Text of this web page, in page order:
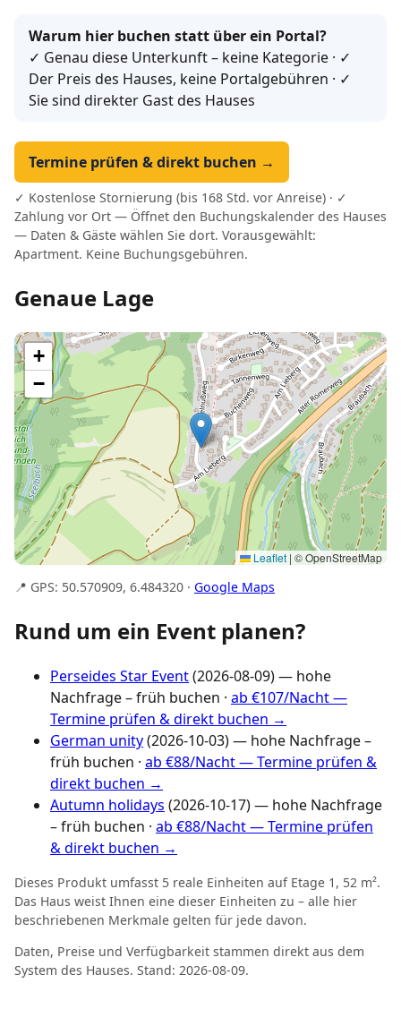
Warum hier buchen statt über ein Portal?
✓ Genau diese Unterkunft – keine Kategorie · ✓
Der Preis des Hauses, keine Portalgebühren · ✓
Sie sind direkter Gast des Hauses
Termine prüfen & direkt buchen →
✓ Kostenlose Stornierung (bis 168 Std. vor Anreise) · ✓
Zahlung vor Ort — Öffnet den Buchungskalender des Hauses
— Daten & Gäste wählen Sie dort. Vorausgewählt:
Apartment. Keine Buchungsgebühren.
Genaue Lage
+
−
Leaflet | © OpenStreetMap
📍 GPS: 50.570909, 6.484320 · Google Maps
Rund um ein Event planen?
Perseides Star Event(2026-08-09) — hohe
Nachfrage – früh buchen · ab €107/Nacht —
Termine prüfen & direkt buchen →
German unity(2026-10-03) — hohe Nachfrage –
früh buchen · ab €88/Nacht — Termine prüfen &
direkt buchen →
Autumn holidays (2026-10-17) — hohe Nachfrage
– früh buchen · ab €88/Nacht — Termine prüfen
& direkt buchen →
Dieses Produkt umfasst 5 reale Einheiten auf Etage 1, 52 m².
Das Haus weist Ihnen eine dieser Einheiten zu – alle hier
beschriebenen Merkmale gelten für jede davon.
Daten, Preise und Verfügbarkeit stammen direkt aus dem
System des Hauses. Stand: 2026-08-09.